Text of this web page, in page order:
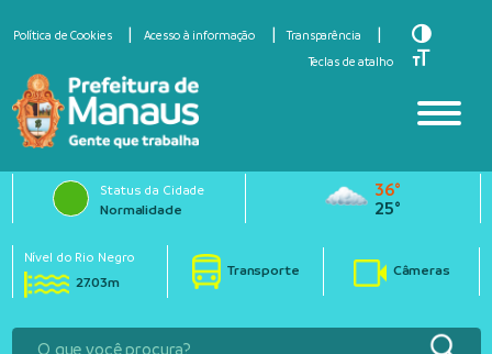
Política de Cookies Acesso à informação
Transparência
Teclas de atalho
Toggle
Toggle
Status da Cidade
Normalidade
36°
25°
Nível do Rio Negro
27.03m
Transporte Câmeras